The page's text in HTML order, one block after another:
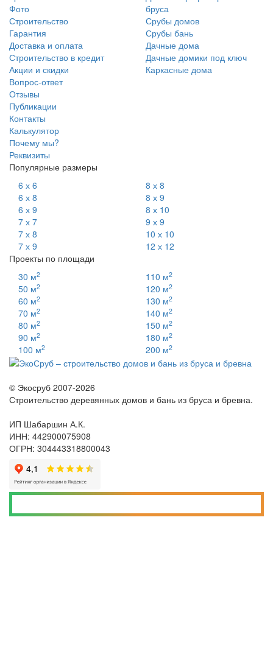
Фото
Строительство
Гарантия
Доставка и оплата
Строительство в кредит
Акции и скидки
Вопрос-ответ
Отзывы
Публикации
Контакты
Калькулятор
Почему мы?
Реквизиты
бруса
Срубы домов
Срубы бань
Дачные дома
Дачные домики под ключ
Каркасные дома
Популярные размеры
6 х 6
6 х 8
6 х 9
7 х 7
7 х 8
7 х 9
8 х 8
8 х 9
8 х 10
9 х 9
10 х 10
12 х 12
Проекты по площади
30 м2
50 м2
60 м2
70 м2
80 м2
90 м2
100 м2
110 м2
120 м2
130 м2
140 м2
150 м2
180 м2
200 м2
© Экосруб 2007-2026
Строительство деревянных домов и бань из бруса и бревна.
ИП Шабаршин А.К.
ИНН: 442900075908
ОГРН: 304443318800043